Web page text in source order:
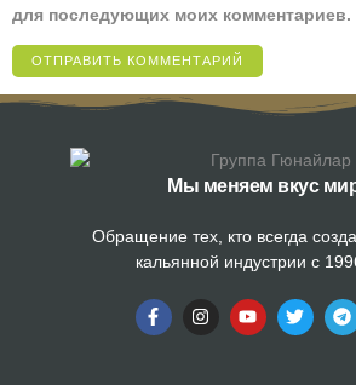
для последующих моих комментариев.
Мы меняем вкус
Обращение тех, кто всегда
кальянной индустрии с